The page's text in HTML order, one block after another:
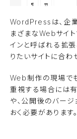
WordPressは、企業
まざまなWebサイ
インと呼ばれる拡
りたいサイトに合わ
Web制作の現場で
重視する場合には
や、公開後のバージ
おく必要があります。